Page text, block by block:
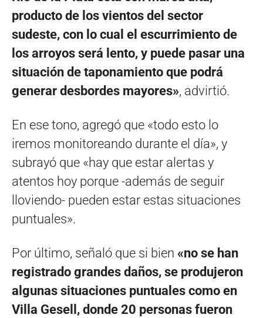
producto de los vientos del sector
sudeste, con lo cual el escurrimiento de
los arroyos será lento, y puede pasar una
situación de taponamiento que podrá
generar desbordes mayores», advirtió.
En ese tono, agregó que «todo esto lo
iremos monitoreando durante el día», y
subrayó que «hay que estar alertas y
atentos hoy porque -además de seguir
lloviendo- pueden estar estas situaciones
puntuales».
Por último, señaló que si bien «no se han
registrado grandes daños, se produjeron
algunas situaciones puntuales como en
Villa Gesell, donde 20 personas fueron